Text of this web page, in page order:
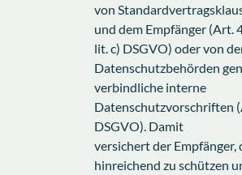
von
und dem Empfänger (Art.
lit. c) DSGVO) oder von
Datenschutzbehörden
verbindliche interne
Datenschutzvorschriften
DSGVO). Damit
versichert der Empfänger,
hinreichend zu schützen